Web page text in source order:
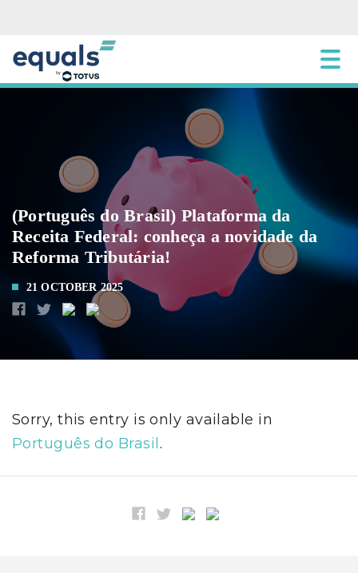
(Português do Brasil) Plataforma da
Receita Federal: conheça a novidade da
Reforma Tributária!
21 OCTOBER 2025
Sorry, this entry is only available in
Português do Brasil .